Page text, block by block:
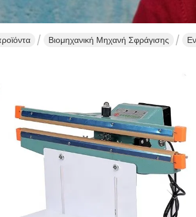
Βιομηχανική Μηχανή Σφράγισης